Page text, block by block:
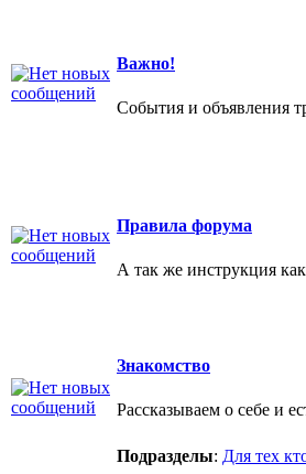
Важно!
События и объявления
Правила форума
А так же инструкция
Знакомство
Рассказываем о себе и
Подразделы: Для тех